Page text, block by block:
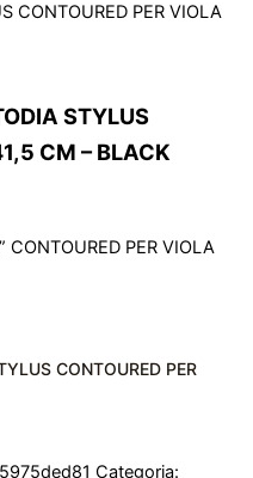
CONTOURED PER VIOLA
STYLUS
CM – BLACK
CONTOURED PER VIOLA
CONTOURED PER
Categoria: